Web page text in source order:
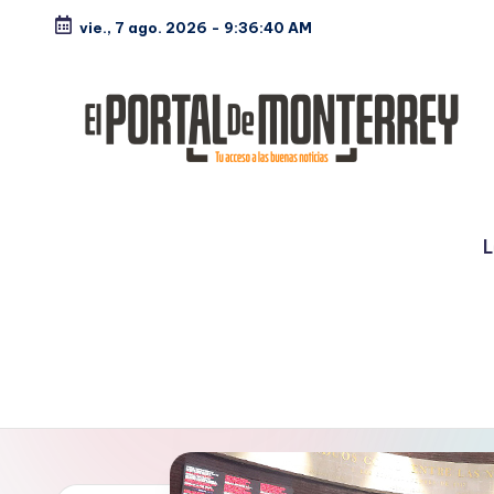
contenido
vie., 7 ago. 2026 - 9:36:41 AM
a